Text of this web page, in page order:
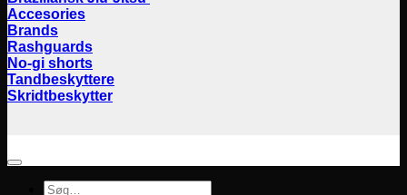
Accesories
Brands
Rashguards
No-gi shorts
Tandbeskyttere
Skridtbeskytter
Søg